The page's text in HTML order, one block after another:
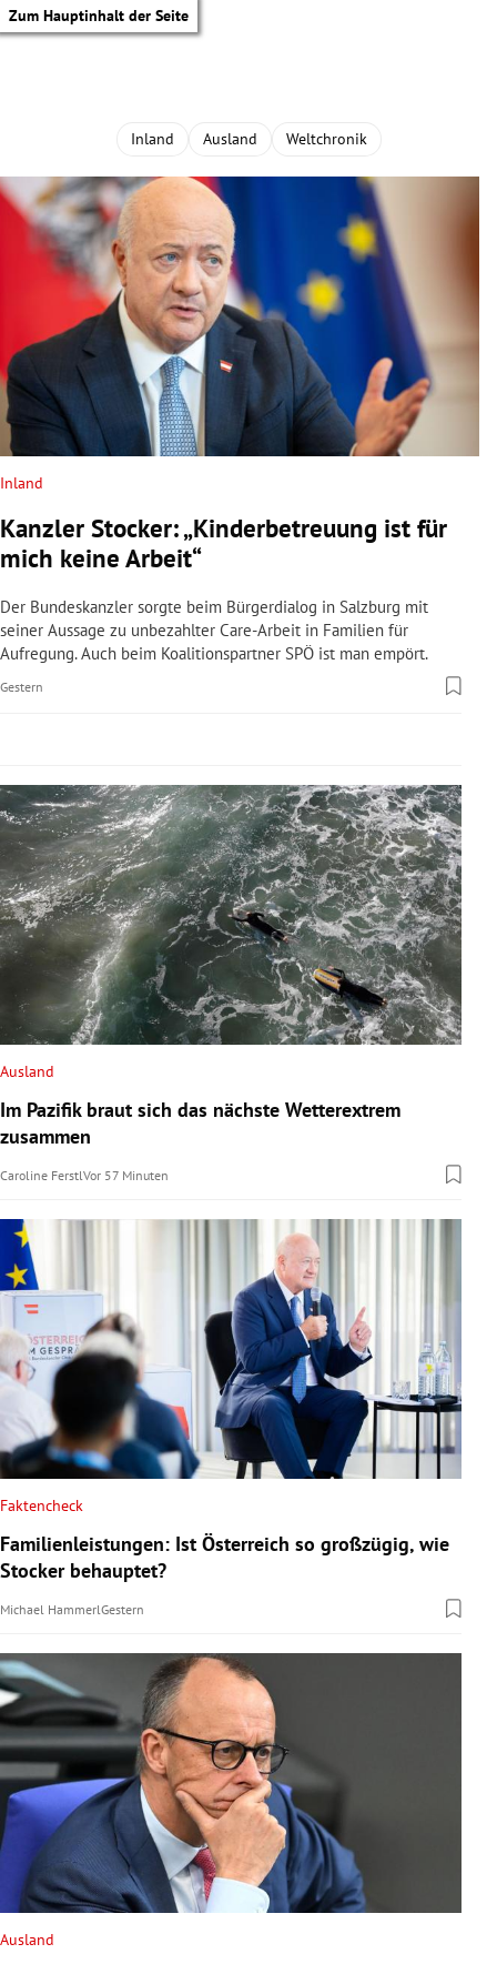
Zum Hauptinhalt der Seite
Untermenü
Untermenü
Untermenü
Untermenü
Untermenü
Untermenü
Untermenü
Untermenü
Inland Ausland Weltchronik
Inland
Kanzler Stocker: „Kinderbetreuung ist für
mich keine Arbeit“
Der Bundeskanzler sorgte beim Bürgerdialog in Salzburg mit
seiner Aussage zu unbezahlter Care-Arbeit in Familien für
Aufregung. Auch beim Koalitionspartner SPÖ ist man empört.
Gestern
Ausland
Im Pazifik braut sich das nächste Wetterextrem
zusammen
Caroline FerstlVor 57 Minuten
Faktencheck
Familienleistungen: Ist Österreich so großzügig, wie
Stocker behauptet?
Michael HammerlGestern
Ausland